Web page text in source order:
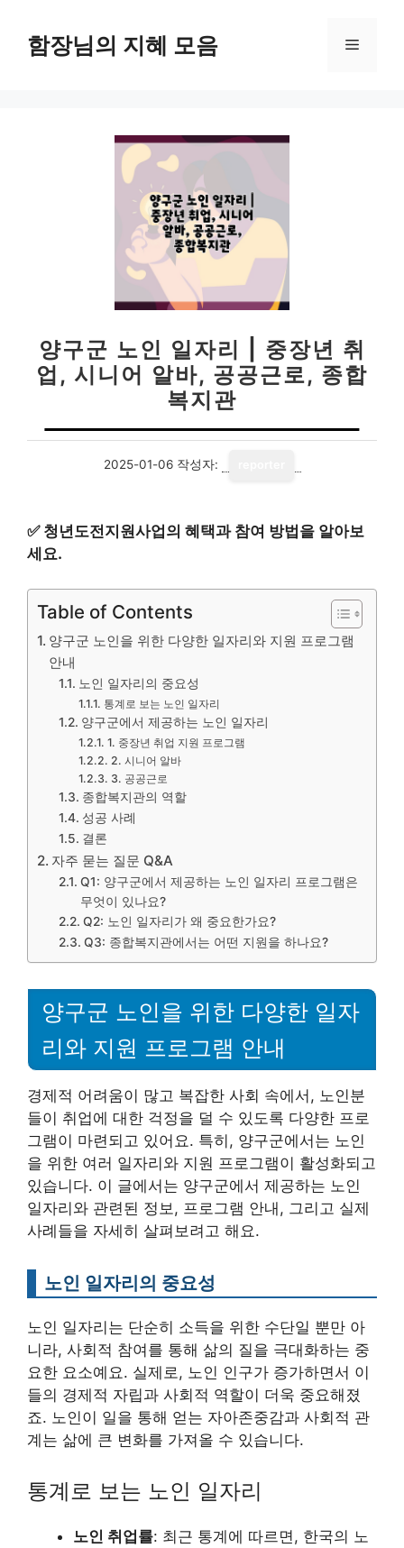
함장님의 지혜 모음 메
양구군 노인 일자리 | 중장년 취
업, 시니어 알바, 공공근로, 종합
복지관
2025-01-06 작성자:
✅ 청년도전지원사업의 혜택과 참여 방법을 알아보
세요.
Table of Contents
양구군 노인을 위한 다양한 일자리와 지원 프로그램
안내
노인 일자리의 중요성
통계로 보는 노인 일자리
양구군에서 제공하는 노인 일자리
1. 중장년 취업 지원 프로그램
2. 시니어 알바
3. 공공근로
종합복지관의 역할
성공 사례
결론
자주 묻는 질문 Q&A
Q1: 양구군에서 제공하는 노인 일자리 프로그램은
무엇이 있나요?
Q2: 노인 일자리가 왜 중요한가요?
Q3: 종합복지관에서는 어떤 지원을 하나요?
양구군 노인을 위한 다양한 일자
리와 지원 프로그램 안내
경제적 어려움이 많고 복잡한 사회 속에서, 노인분
들이 취업에 대한 걱정을 덜 수 있도록 다양한 프로
그램이 마련되고 있어요. 특히, 양구군에서는 노인
을 위한 여러 일자리와 지원 프로그램이 활성화되고
있습니다. 이 글에서는 양구군에서 제공하는 노인
일자리와 관련된 정보, 프로그램 안내, 그리고 실제
사례들을 자세히 살펴보려고 해요.
노인 일자리의 중요성
노인 일자리는 단순히 소득을 위한 수단일 뿐만 아
니라, 사회적 참여를 통해 삶의 질을 극대화하는 중
요한 요소예요. 실제로, 노인 인구가 증가하면서 이
들의 경제적 자립과 사회적 역할이 더욱 중요해졌
죠. 노인이 일을 통해 얻는 자아존중감과 사회적 관
계는 삶에 큰 변화를 가져올 수 있습니다.
통계로 보는 노인 일자리
노인 취업률: 최근 통계에 따르면, 한국의 노